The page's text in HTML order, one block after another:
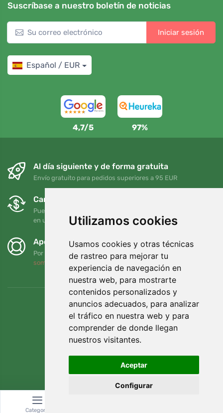
Utilizamos cookies
Usamos cookies y otras técnicas
de rastreo para mejorar tu
experiencia de navegación en
nuestra web, para mostrarte
contenidos personalizados y
anuncios adecuados, para analizar
el tráfico en nuestra web y para
comprender de donde llegan
nuestros visitantes.
Aceptar
Configurar
Suscríbase a nuestro boletín de noticias
Iniciar sesión
Español / EUR
4,7/5 97%
Al día siguiente y de forma gratuita
Envío gratuito para pedidos superiores a 95 EUR
Cambios y devoluciones gratuitos
Puede devolver o cambiar su pedido en cualquier momento
en un plazo de 90 días
Apoyamos a Trees.org
Por cada pedido plantamos un árbol. Leer más
somos
Categoría